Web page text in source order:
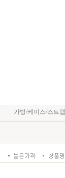
가방/케이스/스트랩